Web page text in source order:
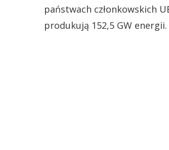
państwach członkowskich
produkują 152,5 GW energii.